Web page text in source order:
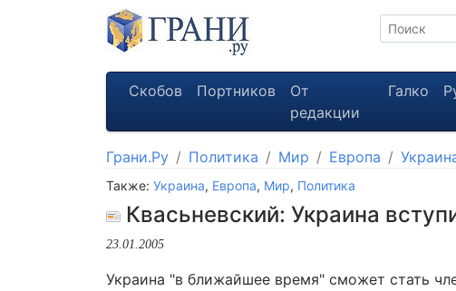
Скобов Портников
От
редакции
Галко
Грани.Ру Политика Мир Европа
Также: Украина, Европа, Мир, Политика
Квасьневский: Украина
23.01.2005
Украина "в ближайшее время" сможет стать